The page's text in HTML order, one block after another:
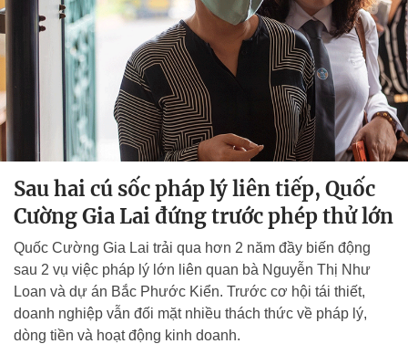
Sau hai cú sốc pháp lý liên tiếp, Quốc
Cường Gia Lai đứng trước phép thử lớn
Quốc Cường Gia Lai trải qua hơn 2 năm đầy biến động
sau 2 vụ việc pháp lý lớn liên quan bà Nguyễn Thị Như
Loan và dự án Bắc Phước Kiển. Trước cơ hội tái thiết,
doanh nghiệp vẫn đối mặt nhiều thách thức về pháp lý,
dòng tiền và hoạt động kinh doanh.